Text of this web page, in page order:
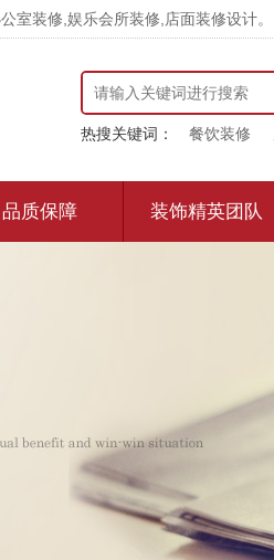
室装修,娱乐会所装修,店面装修设计。
热搜关键词： 餐饮装修
品质保障 装饰精英团队